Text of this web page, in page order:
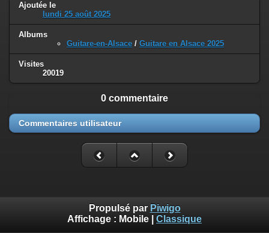
Ajoutée le
lundi 25 août 2025
Albums
Guitare-en-Alsace / Guitare en Alsace 2025
Visites
20019
0 commentaire
Commentaires utilisateur
Propulsé par Piwigo
Affichage : Mobile Classique